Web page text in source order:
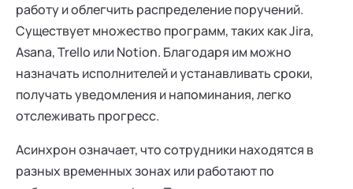
работу и облегчить распределение поручений.
Существует множество программ, таких как Jira,
Asana, Trello или Notion. Благодаря им можно
назначать исполнителей и устанавливать сроки,
получать уведомления и напоминания, легко
отслеживать прогресс.
Асинхрон означает, что сотрудники находятся в
разных временных зонах или работают по